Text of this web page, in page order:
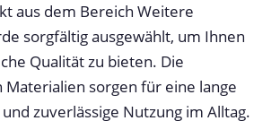
aus dem Bereich Weitere
sorgfältig ausgewählt, um Ihnen
Qualität zu bieten. Die
Materialien sorgen für eine lange
zuverlässige Nutzung im Alltag.